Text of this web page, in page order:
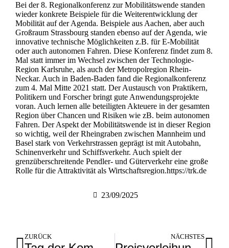
Bei der 8. Regionalkonferenz zur Mobilitätswende standen
wieder konkrete Beispiele für die Weiterentwicklung der
Mobilität auf der Agenda. Beispiele aus Aachen, aber auch
Großraum Strassbourg standen ebenso auf der Agenda, wie
innovative technische Möglichkeiten z.B. für E-Mobilität
oder auch autonomen Fahren. Diese Konferenz findet zum 8.
Mal statt immer im Wechsel zwischen der Technologie-
Region Karlsruhe, als auch der Metropolregion Rhein-
Neckar. Auch in Baden-Baden fand die Regionalkonferenz
zum 4. Mal Mitte 2021 statt. Der Austausch von Praktikern,
Politikern und Forscher bringt gute Anwendungsprojekte
voran. Auch lernen alle beteiligten Akteuere in der gesamten
Region über Chancen und Risiken wie zB. beim autonomen
Fahren. Der Aspekt der Mobilitätswende ist in dieser Region
so wichtig, weil der Rheingraben zwischen Mannheim und
Basel stark von Verkehrstrassen geprägt ist mit Autobahn,
Schinenverkehr und Schiffsverkehr. Auch spielt der
grenzüberschreitende Pendler- und Güterverkehr eine große
Rolle für die Attraktivität als Wirtschaftsregion.https://trk.de
23/09/2025
ZURÜCK NÄCHSTES